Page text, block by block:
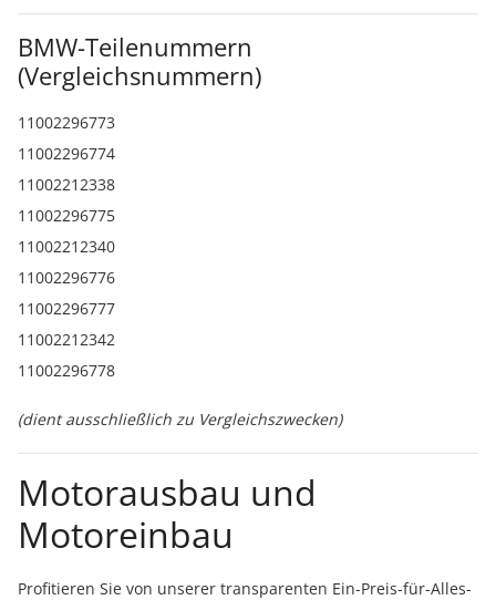
BMW-Teilenummern
(Vergleichsnummern)
11002296773
11002296774
11002212338
11002296775
11002212340
11002296776
11002296777
11002212342
11002296778
(dient ausschließlich zu Vergleichszwecken)
Motorausbau und
Motoreinbau
Profitieren Sie von unserer transparenten Ein-Preis-für-Alles-